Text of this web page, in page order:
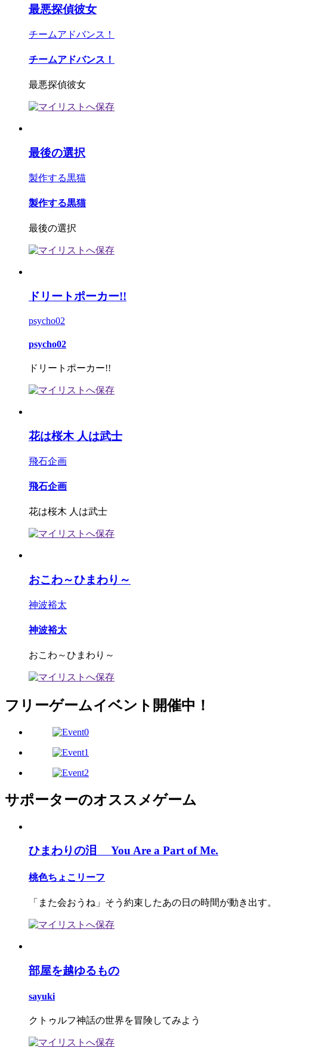
最悪探偵彼女
チームアドバンス！
チームアドバンス！
最悪探偵彼女
最後の選択
製作する黒猫
製作する黒猫
最後の選択
ドリートポーカー!!
psycho02
psycho02
ドリートポーカー!!
花は桜木 人は武士
飛石企画
飛石企画
花は桜木 人は武士
おこわ～ひまわり～
神波裕太
神波裕太
おこわ～ひまわり～
フリーゲームイベント開催中！
サポーターのオススメゲーム
ひまわりの泪 You Are a Part of Me.
桃色ちょこリーフ
「また会おうね」そう約束したあの日の時間が動き出す。
部屋を越ゆるもの
sayuki
クトゥルフ神話の世界を冒険してみよう